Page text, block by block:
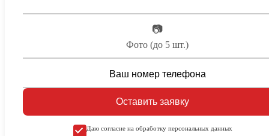
📷
Фото (до 5 шт.)
Оставить заявку
Даю согласие на обработку персональных данных